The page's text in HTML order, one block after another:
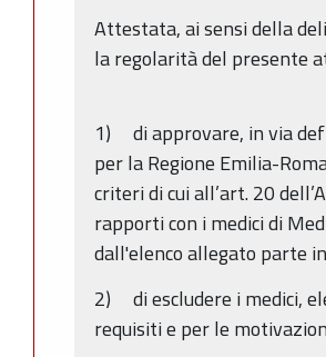
Attestata, ai sensi della
la regolarità del presente
1) di approvare, in via
per la Regione Emilia-
criteri di cui all’art. 20
rapporti con i medici di
dall'elenco allegato parte
2) di escludere i medici,
requisiti e per le